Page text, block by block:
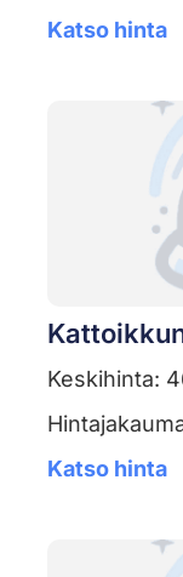
Katso hinta
Keskihinta:
Katso hinta